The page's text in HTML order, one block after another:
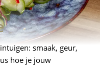
smaak, geur,
hoe je jouw